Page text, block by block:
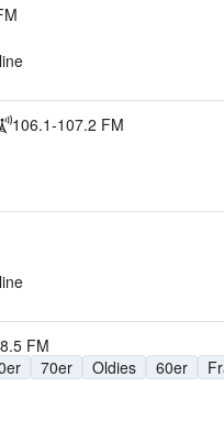
106.1-107.2 FM
FM
70er Oldies 60er